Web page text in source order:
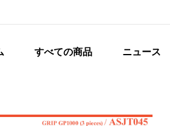
すべての商品 ニュース